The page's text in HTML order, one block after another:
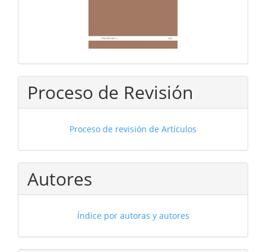
Proceso de Revisión
Proceso de revisión de Artículos
Autores
Índice por autoras y autores